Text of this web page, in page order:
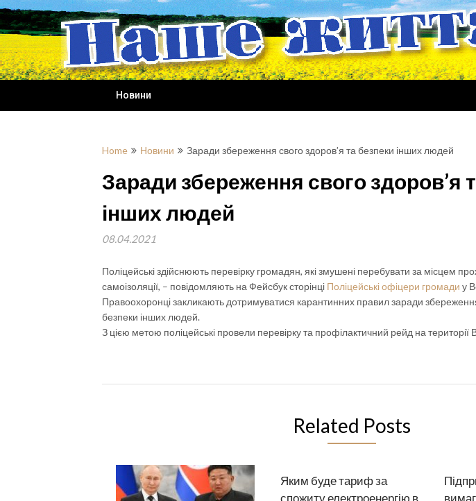
Skip
to
content
Новини
Home Новини Заради збереження свого здоров’я та безпеки інших людей
Заради збереження свого здоров’я
інших людей
08.04.2021
Поліцейські здійснюють перевірку громадян, які змушені перебувати за місцем
самоізоляції, – повідомляють на Фейсбук сторінці Поліцейські офіцери громади у
Правоохоронці закликають дотримуватися карантинних правил заради
безпеки інших людей.
З цією метою поліцейські провели перевірку та профілактичний рейд на території
Related Posts
Яким буде тариф за
спожиту електроенергію в